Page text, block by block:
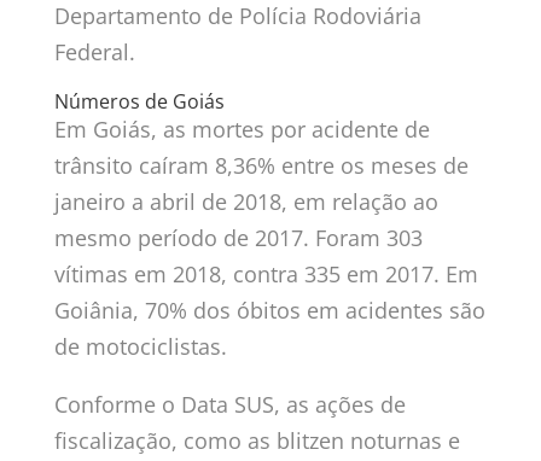
Departamento de Polícia Rodoviária
Federal.
Números de Goiás
Em Goiás, as mortes por acidente de
trânsito caíram 8,36% entre os meses de
janeiro a abril de 2018, em relação ao
mesmo período de 2017. Foram 303
vítimas em 2018, contra 335 em 2017. Em
Goiânia, 70% dos óbitos em acidentes são
de motociclistas.
Conforme o Data SUS, as ações de
fiscalização, como as blitzen noturnas e